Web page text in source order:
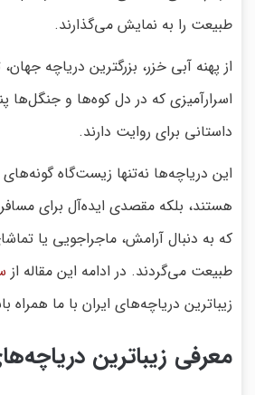
طبیعت را به نمایش می‌گذارند.
از پهنه آبی خزر، بزرگترین دریاچه
اسرارآمیزی که در دل کوه‌ها و جنگل‌ها
داستانی برای روایت دارند.
این دریاچه‌ها نه‌تنها زیست‌گاه
هستند، بلکه مقصدی ایده‌آل برای
که به دنبال آرامش، ماجراجویی یا
طبیعت می‌گردند. در ادامه این مقاله از
زیباترین دریاچه‌های ایران با ما همراه
معرفی زیباترین